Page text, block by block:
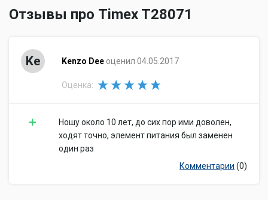
Отзывы про Timex T28071
Ke Kenzo Dee оценил 04.05.2017
Оценка:
Ношу около 10 лет, до сих пор ими доволен,
ходят точно, элемент питания был заменен
один раз
Комментарии (0)